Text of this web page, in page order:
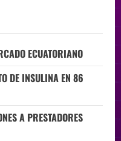
ECUATORIANO
DE INSULINA EN 86
A PRESTADORES